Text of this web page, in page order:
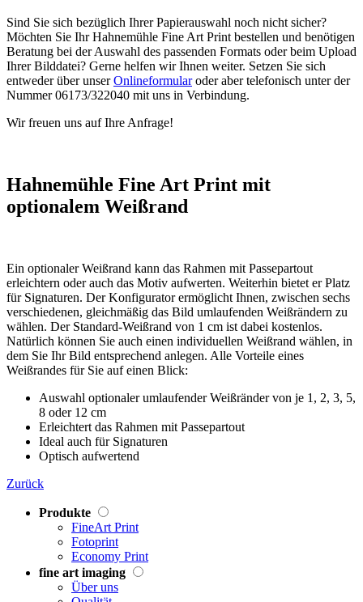
Sind Sie sich bezüglich Ihrer Papierauswahl noch nicht sicher?
Möchten Sie Ihr Hahnemühle Fine Art Print bestellen und benötigen
Beratung bei der Auswahl des passenden Formats oder beim Upload
Ihrer Bilddatei? Gerne helfen wir Ihnen weiter. Setzen Sie sich
entweder über unserOnlineformularoder aber telefonisch unter der
Nummer 06173/322040 mit uns in Verbindung.
Wir freuen uns auf Ihre Anfrage!
Hahnemühle Fine Art Print mit
optionalem Weißrand
Ein optionaler Weißrand kann das Rahmen mit Passepartout
erleichtern oder auch das Motiv aufwerten. Weiterhin bietet er Platz
für Signaturen. Der Konfigurator ermöglicht Ihnen, zwischen sechs
verschiedenen, gleichmäßig das Bild umlaufenden Weißrändern zu
wählen. Der Standard-Weißrand von 1 cm ist dabei kostenlos.
Natürlich können Sie auch einen individuellen Weißrand wählen, in
dem Sie Ihr Bild entsprechend anlegen. Alle Vorteile eines
Weißrandes für Sie auf einen Blick:
Auswahl optionaler umlaufender Weißränder von je 1, 2, 3, 5,
8 oder 12 cm
Erleichtert das Rahmen mit Passepartout
Ideal auch für Signaturen
Optisch aufwertend
Zurück
Produkte
FineArt Print
Fotoprint
Economy Print
fine art imaging
Über uns